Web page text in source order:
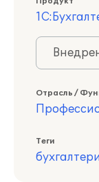
Отрасль /
Теги